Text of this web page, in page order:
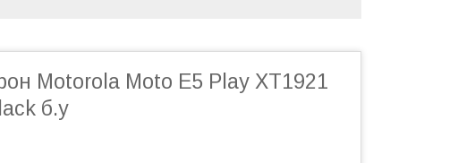
Motorola Moto E5 Play XT1921
б.у